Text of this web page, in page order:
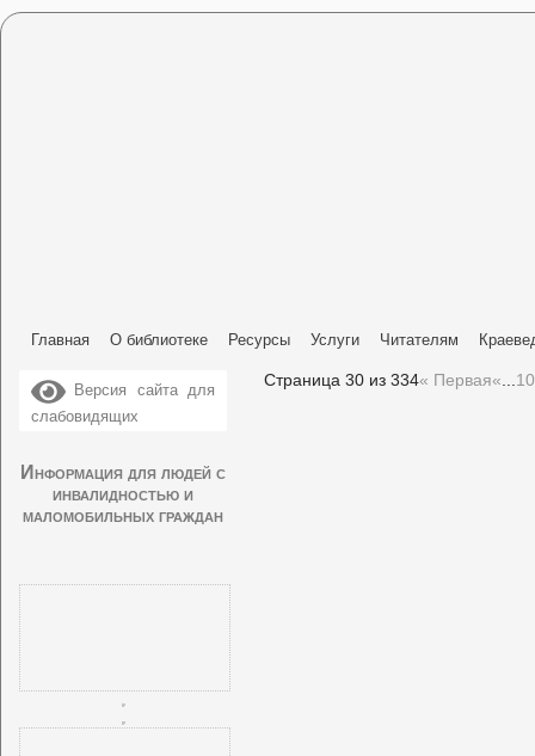
Главная О библиотеке Ресурсы Услуги Читателям
Версия сайта для
слабовидящих
Информация для людей с
инвалидностью и
маломобильных граждан
Страница 30 из 334« Первая« 10